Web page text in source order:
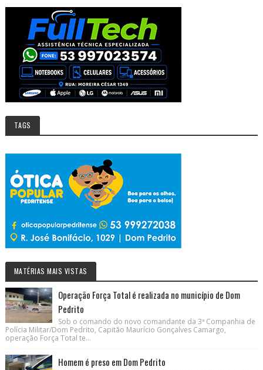
TAGS
MATÉRIAS MAIS VISTAS
Operação Força Total é realizada no município de Dom
Pedrito
Sob o comando do novo comandante da 3ª Companhia de
Polícia Militar/Dom Pedrito, Capitão Maurício Gonçalves Camargo,
operação Força Total te...
Homem é preso em Dom Pedrito